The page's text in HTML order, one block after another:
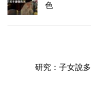
色
研究：子女說